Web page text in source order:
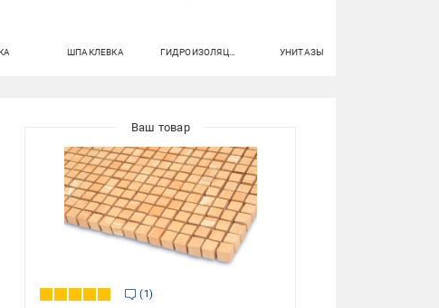
ШПАКЛЕВКА ГИДРОИЗОЛЯЦИЯ УНИТАЗЫ
1